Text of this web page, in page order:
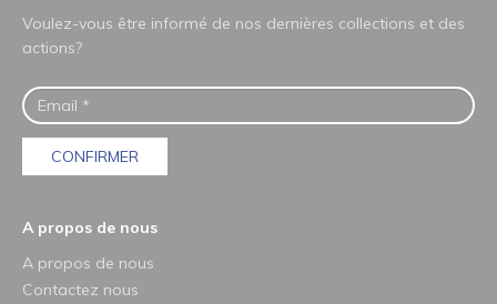
Voulez-vous être informé de nos dernières collections et des
actions?
CONFIRMER
A propos de nous
A propos de nous
Contactez nous